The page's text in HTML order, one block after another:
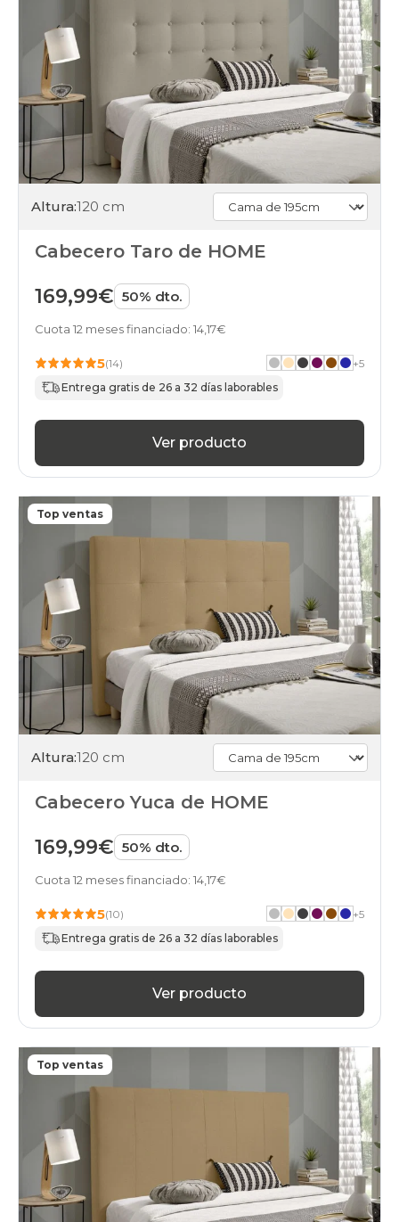
Altura:120 cm
Cabecero Taro de HOME
169,99€ 50% dto.
Cuota 12 meses financiado: 14,17€
5(14) +5
Entrega gratis de 26 a 32 días laborables
Ver producto
Top ventas
Altura:120 cm
Cabecero Yuca de HOME
169,99€ 50% dto.
Cuota 12 meses financiado: 14,17€
5(10) +5
Entrega gratis de 26 a 32 días laborables
Ver producto
Top ventas